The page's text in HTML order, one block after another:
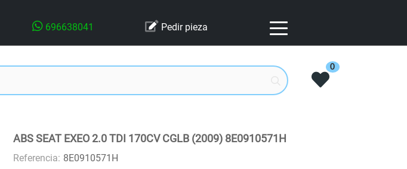
696638041 Pedir pieza
0
ABS SEAT EXEO 2.0 TDI 170CV CGLB (2009) 8E0910571H
Referencia: 8E0910571H